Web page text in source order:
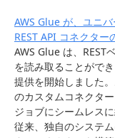
AWS Glue が、ユニ
REST API コネクター
AWS Glue は、REST
を読み取ることがで
提供を開始しました
のカスタムコネクタ
ジョブにシームレスに
従来、独自のシステ